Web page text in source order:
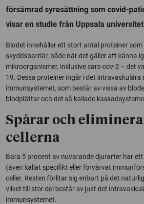
försämrad syresättning som covid-
visar en studie från Uppsala
Blodet innehåller ett stort antal proteiner
skyddsbarriär, både när det gäller att känna
mikroorganismer, inklusive sars-cov-2 – det
19. Dessa proteiner ingår i det intravaskulära
immunsystemet, som består av vissa av
blodplättar och det så kallade
Spårar och
cellerna
Bara 5 procent av nuvarande djurarter har
(även kallat specifikt eller förvärvat
celler. Resten förlitar sig enbart på det
vilket till stor del består av just det
immunsystemet.